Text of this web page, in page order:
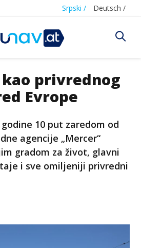
Srpski / Deutsch /
kao privrednog
Evrope
10 put zaredom od
agencije „Mercer“
gradom za život, glavni
i sve omiljeniji privredni